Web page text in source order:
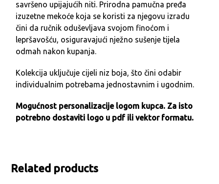
savršeno upijajućih niti. Prirodna pamučna pređa
izuzetne mekoće koja se koristi za njegovu izradu
čini da ručnik oduševljava svojom finoćom i
lepršavošću, osiguravajući nježno sušenje tijela
odmah nakon kupanja.
Kolekcija uključuje cijeli niz boja, što čini odabir
individualnim potrebama jednostavnim i ugodnim.
Mogućnost personalizacije logom kupca. Za isto
potrebno dostaviti logo u pdf ili vektor formatu.
Related products